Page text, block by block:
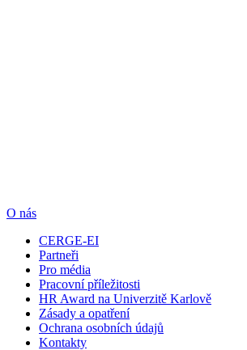
O nás
CERGE-EI
Partneři
Pro média
Pracovní příležitosti
HR Award na Univerzitě Karlově
Zásady a opatření
Ochrana osobních údajů
Kontakty